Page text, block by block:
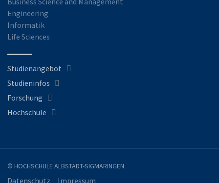
Engineering
Informatik
Life Sciences
Studienangebot
Studieninfos
Forschung
Hochschule
© HOCHSCHULE ALBSTADT-SIGMARINGEN
Datenschutz Impressum